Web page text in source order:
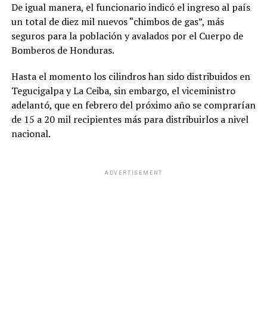
De igual manera, el funcionario indicó el ingreso al país
un total de diez mil nuevos “chimbos de gas”, más
seguros para la población y avalados por el Cuerpo de
Bomberos de Honduras.
Hasta el momento los cilindros han sido distribuidos en
Tegucigalpa y La Ceiba, sin embargo, el viceministro
adelantó, que en febrero del próximo año se comprarían
de 15 a 20 mil recipientes más para distribuirlos a nivel
nacional.
ADVERTISEMENT